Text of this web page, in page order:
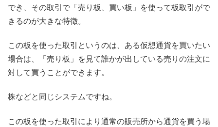
でき、その取引で「売り板、買い板」を使って板取引がで
きるのが大きな特徴。
この板を使った取引というのは、ある仮想通貨を買いたい
場合は、「売り板」を見て誰かが出している売りの注文に
対して買うことができます。
株などと同じシステムですね。
この板を使った取引により通常の販売所から通貨を買う場